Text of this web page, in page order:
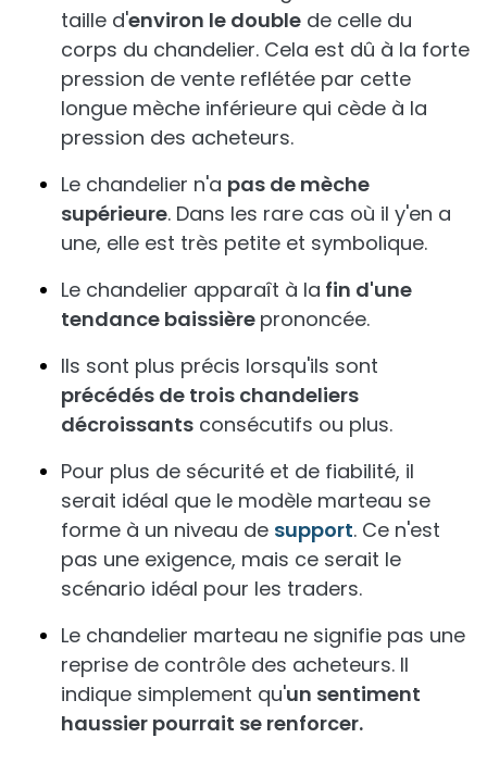
taille d'environ le double de celle du
corps du chandelier. Cela est dû à la forte
pression de vente reflétée par cette
longue mèche inférieure qui cède à la
pression des acheteurs.
Le chandelier n'a pas de mèche
supérieure. Dans les rare cas où il y'en a
une, elle est très petite et symbolique.
Le chandelier apparaît à la fin d'une
tendance baissière prononcée.
Ils sont plus précis lorsqu'ils sont
précédés de trois chandeliers
décroissants consécutifs ou plus.
Pour plus de sécurité et de fiabilité, il
serait idéal que le modèle marteau se
forme à un niveau de support. Ce n'est
pas une exigence, mais ce serait le
scénario idéal pour les traders.
Le chandelier marteau ne signifie pas une
reprise de contrôle des acheteurs. Il
indique simplement qu'un sentiment
haussier pourrait se renforcer.